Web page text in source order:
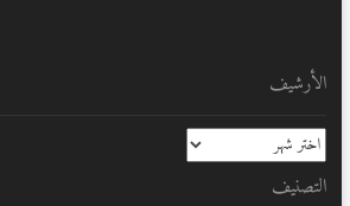
الأرشيف
الأرشيف
التصنيف